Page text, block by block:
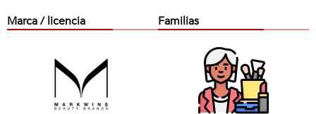
Marca / licencia Familias